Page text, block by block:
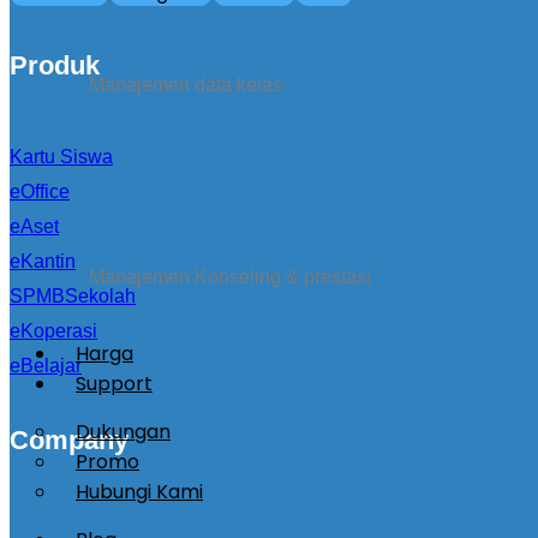
Manajemen data kelas
Manajemen Konseling & prestasi
Harga
Support
Dukungan
Promo
Hubungi Kami
Produk
Kartu Siswa
eOffice
eAset
eKantin
SPMBSekolah
eKoperasi
eBelajar
Company